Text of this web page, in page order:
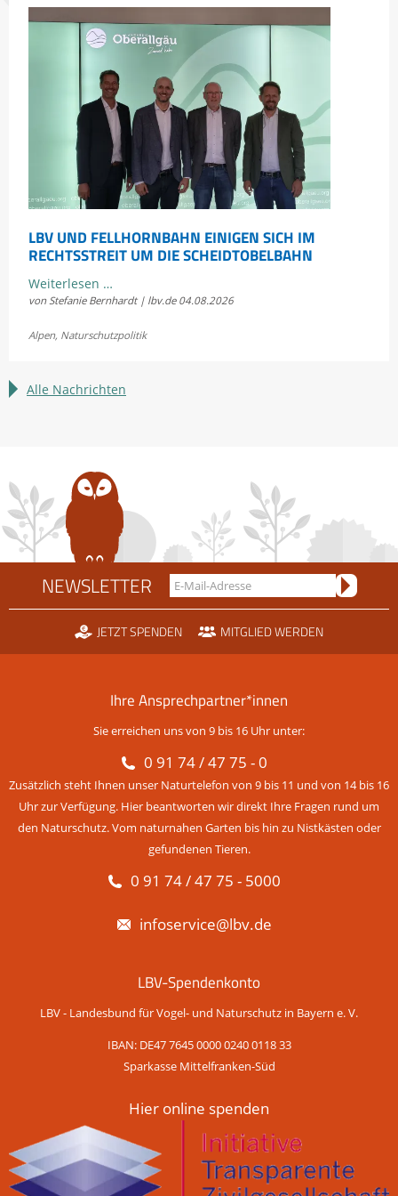
LBV UND FELLHORNBAHN EINIGEN SICH IM
RECHTSSTREIT UM DIE SCHEIDTOBELBAHN
Weiterlesen …
und
einigen
im
Scheidtobelbahn
von Stefanie Bernhardt | lbv.de 04.08.2026
Alpen, Naturschutzpolitik
Alle Nachrichten
NEWSLETTER
JETZT SPENDEN MITGLIED WERDEN
Ihre Ansprechpartner*innen
Sie erreichen uns von 9 bis 16 Uhr unter:
0 91 74 / 47 75 - 0
Zusätzlich steht Ihnen unser Naturtelefon von 9 bis 11 und von 14 bis 16
Uhr zur Verfügung. Hier beantworten wir direkt Ihre Fragen rund um
den Naturschutz. Vom naturnahen Garten bis hin zu Nistkästen oder
gefundenen Tieren.
0 91 74 / 47 75 - 5000
infoservice@lbv.de
LBV-Spendenkonto
LBV - Landesbund für Vogel- und Naturschutz in Bayern e. V.
IBAN: DE47 7645 0000 0240 0118 33
Sparkasse Mittelfranken-Süd
Hier online spenden